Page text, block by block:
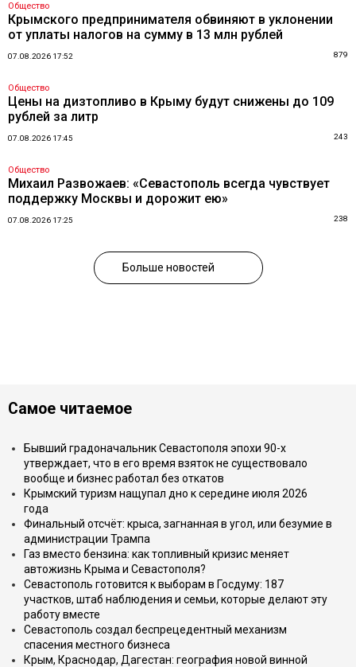
Общество
Крымского предпринимателя обвиняют в уклонении
от уплаты налогов на сумму в 13 млн рублей
07.08.2026 17:52 879
Общество
Цены на дизтопливо в Крыму будут снижены до 109
рублей за литр
07.08.2026 17:45 243
Общество
Михаил Развожаев: «Севастополь всегда чувствует
поддержку Москвы и дорожит ею»
07.08.2026 17:25 238
Больше новостей
Самое читаемое
Бывший градоначальник Севастополя эпохи 90-х
утверждает, что в его время взяток не существовало
вообще и бизнес работал без откатов
Крымский туризм нащупал дно к середине июля 2026
года
Финальный отсчёт: крыса, загнанная в угол, или безумие в
администрации Трампа
Газ вместо бензина: как топливный кризис меняет
автожизнь Крыма и Севастополя?
Севастополь готовится к выборам в Госдуму: 187
участков, штаб наблюдения и семьи, которые делают эту
работу вместе
Севастополь создал беспрецедентный механизм
спасения местного бизнеса
Крым, Краснодар, Дагестан: география новой винной